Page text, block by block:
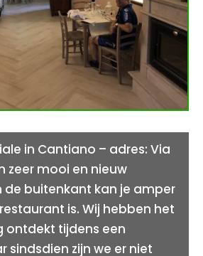
in Cantiano – adres: Via
zeer mooi en nieuw
de buitenkant kan je amper
is. Wij hebben het
ontdekt tijdens een
sindsdien zijn we er niet